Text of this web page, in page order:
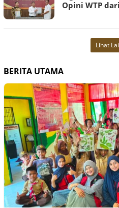
Opini WTP
Lihat
BERITA UTAMA